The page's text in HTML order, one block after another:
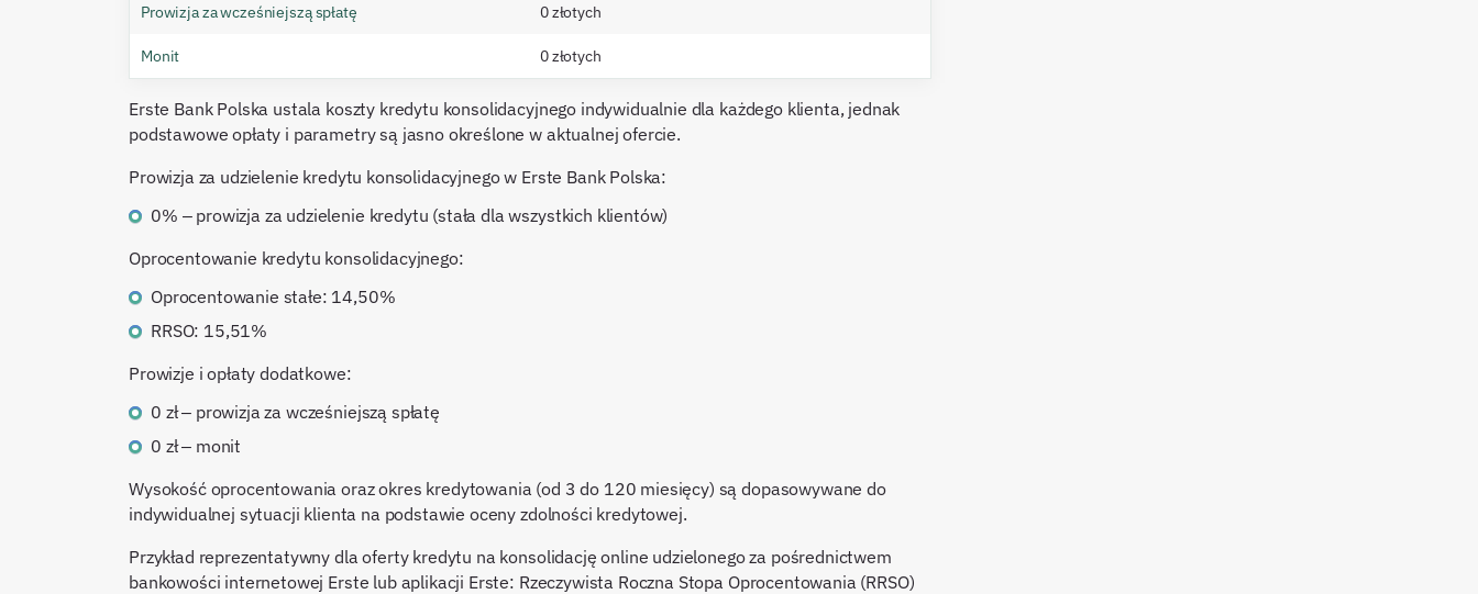
Prowizja za wcześniejszą spłatę 0 złotych
Monit 0 złotych
Erste Bank Polska ustala koszty kredytu konsolidacyjnego indywidualnie dla każdego klienta, jednak
podstawowe opłaty i parametry są jasno określone w aktualnej ofercie.
Prowizja za udzielenie kredytu konsolidacyjnego w Erste Bank Polska:
0% – prowizja za udzielenie kredytu (stała dla wszystkich klientów)
Oprocentowanie kredytu konsolidacyjnego:
Oprocentowanie stałe: 14,50%
RRSO: 15,51%
Prowizje i opłaty dodatkowe:
0 zł – prowizja za wcześniejszą spłatę
0 zł – monit
Wysokość oprocentowania oraz okres kredytowania (od 3 do 120 miesięcy) są dopasowywane do
indywidualnej sytuacji klienta na podstawie oceny zdolności kredytowej.
Przykład reprezentatywny dla oferty kredytu na konsolidację online udzielonego za pośrednictwem
bankowości internetowej Erste lub aplikacji Erste: Rzeczywista Roczna Stopa Oprocentowania (RRSO)